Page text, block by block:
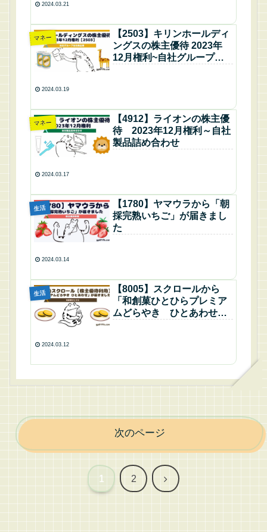
2024.03.21
マネー
【2503】キリンホールディ
ングスの株主優待 2023年
12月権利~自社グループ会
2024.03.19
マネー
【4912】ライオンの株主優
待 2023年12月権利～自社
製品詰め合わせ
2024.03.17
生活
【1780】ヤマウラから「朝
採完熟いちご」が届きまし
た
2024.03.14
生活
【8005】スクロールから
「和創菓ひとひらプレミア
ムどらやき ひとあわせ」
2024.03.12
次のページ
1 2 次